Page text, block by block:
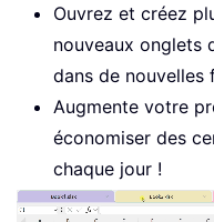
Ouvrez et créez
nouveaux onglets
dans de nouvelles
Augmente votre
économiser des
chaque jour !